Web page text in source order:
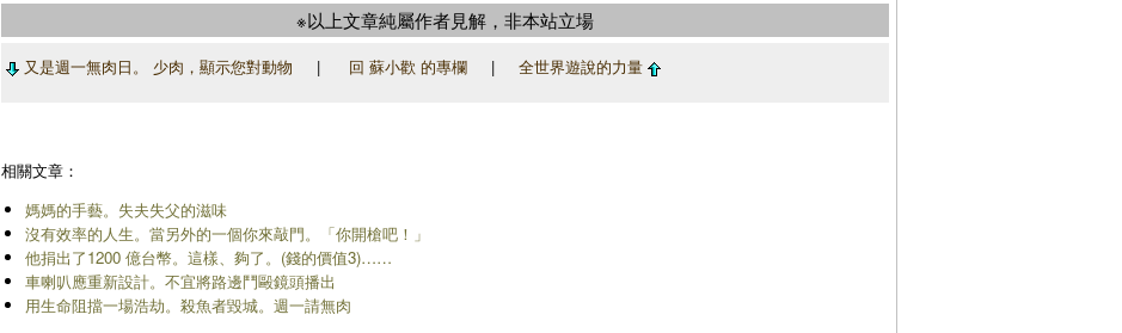
※以上文章純屬作者見解，非本站立場
又是週一無肉日。 少肉，顯示您對動物 | 回 蘇小歡 的專欄| 全世界遊說的力量
相關文章：
媽媽的手藝。失夫失父的滋味
沒有效率的人生。當另外的一個你來敲門。「你開槍吧！」
他捐出了1200 億台幣。這樣、夠了。(錢的價值3)……
車喇叭應重新設計。不宜將路邊鬥毆鏡頭播出
用生命阻擋一場浩劫。殺魚者毀城。週一請無肉